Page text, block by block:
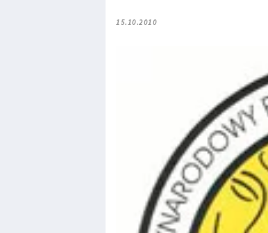
15.10.2010